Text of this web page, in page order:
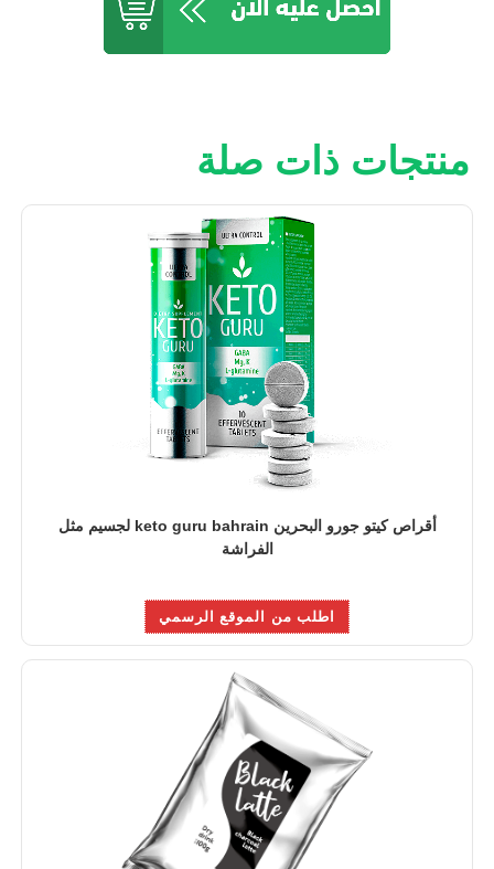
منتجات ذات صلة
أقراص كيتو جورو البحرين keto guru bahrain لجسيم مثل
الفراشة
اطلب من الموقع الرسمي